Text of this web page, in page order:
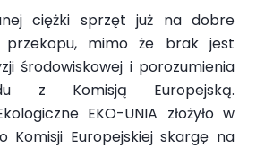
ciężki sprzęt już na dobre
przekopu, mimo że brak jest
środowiskowej i porozumienia
z Komisją Europejską.
EKO-UNIA złożyło w
Komisji Europejskiej skargę na